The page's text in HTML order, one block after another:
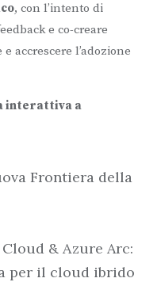
, con l’intento di
e co-creare
accrescere l’adozione
interattiva a
Frontiera della
& Azure Arc:
per il cloud ibrido